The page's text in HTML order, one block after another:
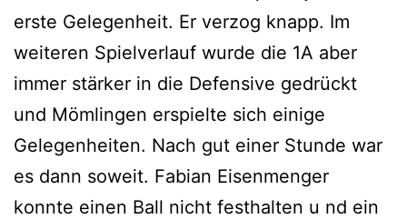
erste Gelegenheit. Er verzog knapp. Im
weiteren Spielverlauf wurde die 1A aber
immer stärker in die Defensive gedrückt
und Mömlingen erspielte sich einige
Gelegenheiten. Nach gut einer Stunde war
es dann soweit. Fabian Eisenmenger
konnte einen Ball nicht festhalten u nd ein